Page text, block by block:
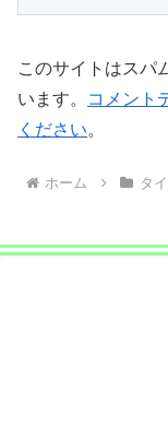
このサイトはスパ
います。
コメント
ください。
ホーム タ